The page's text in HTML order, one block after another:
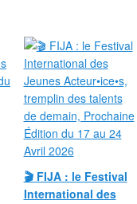
🎬 FIJA : le Festival
International des